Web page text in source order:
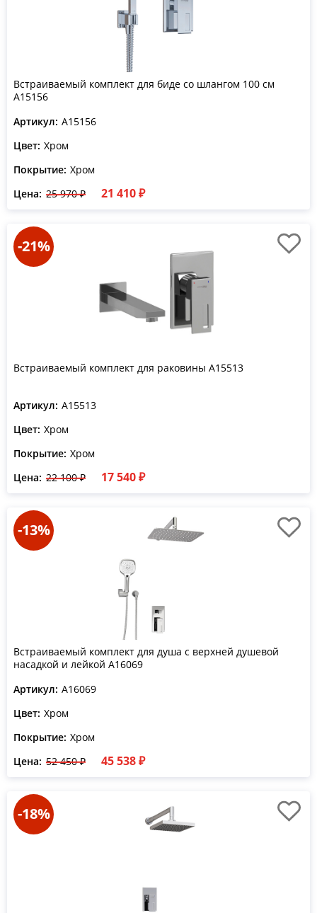
Встраиваемый комплект для биде со шлангом 100 см
A15156
Артикул: A15156
Цвет: Хром
Покрытие: Хром
Цена: 25 970 ₽ 21 410 ₽
-21%
Встраиваемый комплект для раковины A15513
Артикул: A15513
Цвет: Хром
Покрытие: Хром
Цена: 22 100 ₽ 17 540 ₽
-13%
Встраиваемый комплект для душа с верхней душевой
насадкой и лейкой A16069
Артикул: A16069
Цвет: Хром
Покрытие: Хром
Цена: 52 450 ₽ 45 538 ₽
-18%